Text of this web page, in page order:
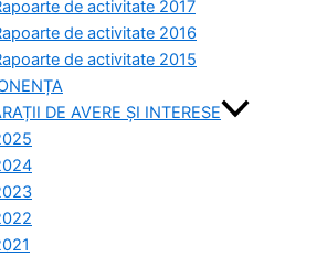
de activitate 2017
de activitate 2016
de activitate 2015
DE AVERE ȘI INTERESE